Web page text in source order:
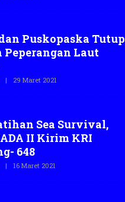
E
E
G
A
C
Puskopaska Tutup
Laut
| 29 Maret 2021
E
E
G
A
Sea Survival,
II Kirim KRI
648
| 16 Maret 2021
E